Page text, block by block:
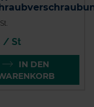
/ St
IN DEN